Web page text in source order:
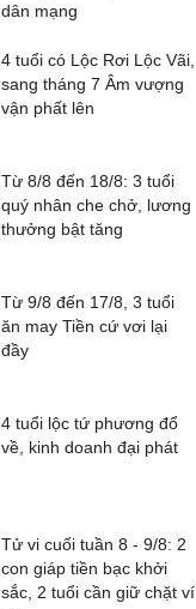
dân mạng
4 tuổi có Lộc Rơi Lộc Vãi,
sang tháng 7 Âm vượng
vận phất lên
Từ 8/8 đến 18/8: 3 tuổi
quý nhân che chở, lương
thưởng bật tăng
Từ 9/8 đến 17/8, 3 tuổi
ăn may Tiền cứ vơi lại
đầy
4 tuổi lộc tứ phương đổ
về, kinh doanh đại phát
Tử vi cuối tuần 8 - 9/8: 2
con giáp tiền bạc khởi
sắc, 2 tuổi cần giữ chặt ví